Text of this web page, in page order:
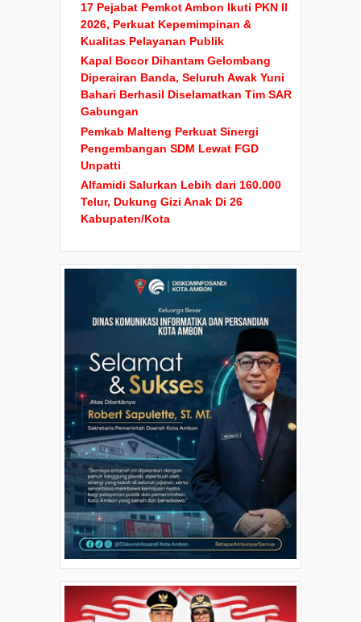
17 Pejabat Pemkot Ambon Ikuti PKN II
2026, Perkuat Kepemimpinan &
Kualitas Pelayanan Publik
Kapal Bocor Dihantam Gelombang
Diperairan Banda, Seluruh Awak Yuni
Bahari Berhasil Diselamatkan Tim SAR
Gabungan
Pemkab Malteng Perkuat Sinergi
Pengembangan SDM Lewat FGD
Unpatti
Alfamidi Salurkan Lebih dari 160.000
Telur, Dukung Gizi Anak Di 26
Kabupaten/Kota